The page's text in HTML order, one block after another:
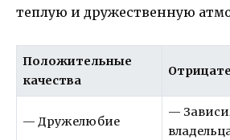
теплую и дружественную
Положительные
качества
— Дружелюбие
—